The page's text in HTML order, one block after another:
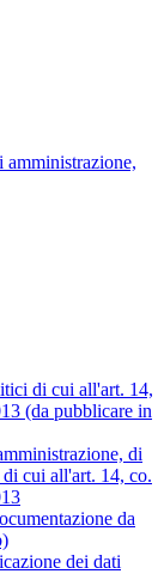
di cui all'art. 14,
(da pubblicare in
di
cui all'art. 14, co.
da
dei dati